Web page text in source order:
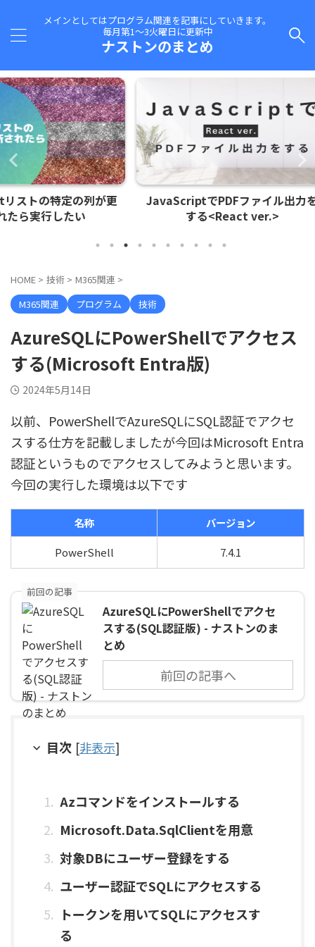
メインとしてはプログラム関連を記事にしていきます。
毎月第1～3火曜日に更新中
ナストンのまとめ
列が更
JavaScriptでPDFファイル出力を
する<React ver.>
HOME > 技術 > M365関連 >
M365関連
プログラム 技術
AzureSQLにPowerShellでアクセス
する(Microsoft Entra版)
2024年5月14日
以前、PowerShellでAzureSQLにSQL認証でアクセ
スする仕方を記載しましたが今回はMicrosoft Entra
認証というものでアクセスしてみようと思います。
今回の実行した環境は以下です
名称
バージョン
PowerShell
7.4.1
前回の記事
AzureSQLにPowerShellでアクセ
スする(SQL認証版) - ナストンのま
とめ
前回の記事へ
目次 [非表示]
Azコマンドをインストールする
Microsoft.Data.SqlClientを用意
対象DBにユーザー登録をする
ユーザー認証でSQLにアクセスする
トークンを用いてSQLにアクセスす
る